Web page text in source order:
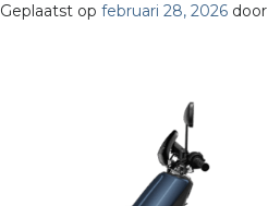
Geplaatst op februari 28, 2026 door